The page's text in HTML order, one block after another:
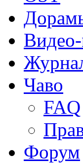
Чаво
FAQ
Форум